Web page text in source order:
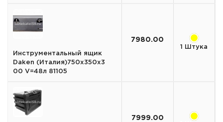
Инструментальный ящик
Daken (Италия)750х350х3
00 V=48л 81105
7980.00
1 Штука
7999.00